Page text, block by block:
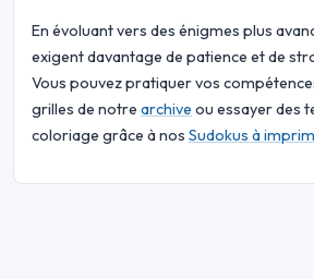
En évoluant vers des énigmes plus
exigent davantage de patience et de
Vous pouvez pratiquer vos
grilles de notre archive ou essayer des
coloriage grâce à nos Sudokus à